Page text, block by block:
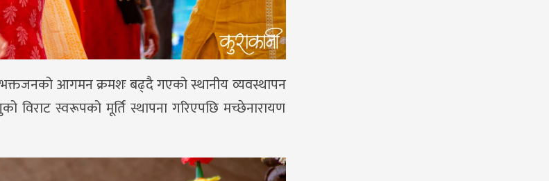
भक्तजनको आगमन क्रमशः बढ्दै गएको स्थानीय व्यवस्थापन
स्वरूपको मूर्ति स्थापना गरिएपछि मच्छेनारायण